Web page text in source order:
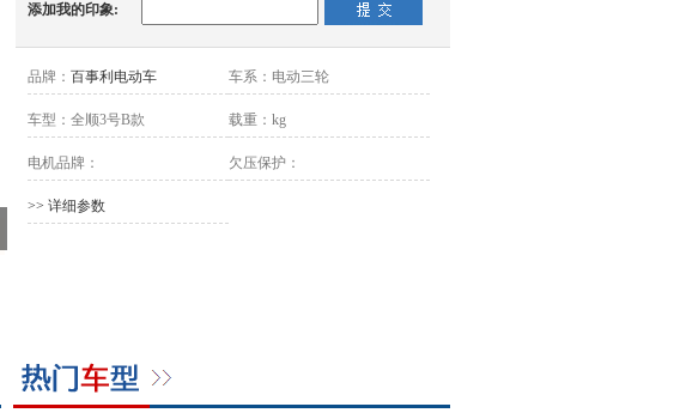
添加我的印象:
品牌： 百事利电动车 车系： 电动三轮
车型： 全顺3号B款 载重： kg
电机品牌： 欠压保护：
>> 详细参数